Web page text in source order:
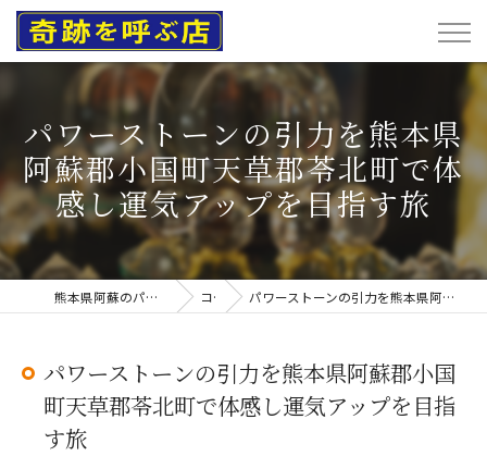
パワーストーンの引力を熊本県
阿蘇郡小国町天草郡苓北町で体
感し運気アップを目指す旅
熊本県阿蘇のパワーストーンなら奇跡を呼ぶ店 コラム パワーストーンの引力を熊本県阿蘇郡小国町天草郡苓北町で体感し運気アップを目指す旅
パワーストーンの引力を熊本県阿蘇郡小国
町天草郡苓北町で体感し運気アップを目指
す旅